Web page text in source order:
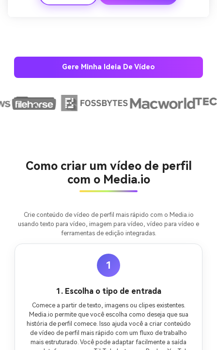
Instagram ou na vibração do TikTok.
Gere Minha Ideia De Vídeo
Como criar um vídeo de perfil
com o Media.io
Crie conteúdo de vídeo de perfil mais rápido com o Media.io
usando texto para vídeo, imagem para vídeo, vídeo para vídeo e
ferramentas de edição integradas.
1
1. Escolha o tipo de entrada
Comece a partir de texto, imagens ou clipes existentes.
Media.io permite que você escolha como deseja que sua
história de perfil comece. Isso ajuda você a criar conteúdo
de vídeo de perfil mais rápido com um fluxo de trabalho
mais estruturado. Você pode adaptar facilmente a saída
100% grátis!
Comece Grátis →